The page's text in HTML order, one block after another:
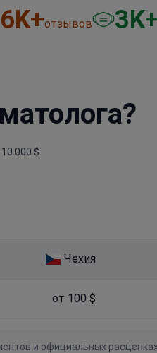
6K+отзывов 3
000 $.
Чехия
от 100 $
и официальных расценках